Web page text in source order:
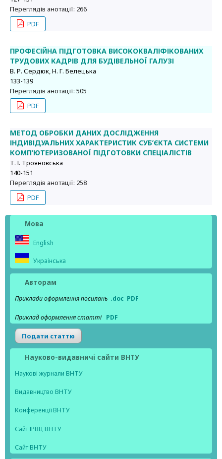
Переглядів анотації: 266
PDF
ПРОФЕСІЙНА ПІДГОТОВКА ВИСОКОКВАЛІФІКОВАНИХ
ТРУДОВИХ КАДРІВ ДЛЯ БУДІВЕЛЬНОЇ ГАЛУЗІ
В. Р. Сердюк, Н. Г. Белецька
133-139
Переглядів анотації: 505
PDF
МЕТОД ОБРОБКИ ДАНИХ ДОСЛІДЖЕННЯ
ІНДИВІДУАЛЬНИХ ХАРАКТЕРИСТИК СУБ’ЄКТА СИСТЕМИ
КОМП’ЮТЕРИЗОВАНОЇ ПІДГОТОВКИ СПЕЦІАЛІСТІВ
Т. І. Трояновська
140-151
Переглядів анотації: 258
PDF
Мова
English
Українська
Авторам
Приклади оформлення посилань .doc PDF
Приклад оформлення статті PDF
Подати статтю
Науково-видавничі сайти ВНТУ
Наукові журнали ВНТУ
Видавництво ВНТУ
Конференції ВНТУ
Сайт ІРВЦ ВНТУ
Сайт ВНТУ